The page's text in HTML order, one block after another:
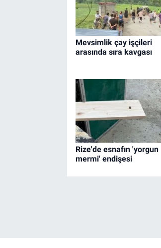
Mevsimlik çay işçileri
arasında sıra kavgası
Rize'de esnafın 'yorgun
mermi' endişesi